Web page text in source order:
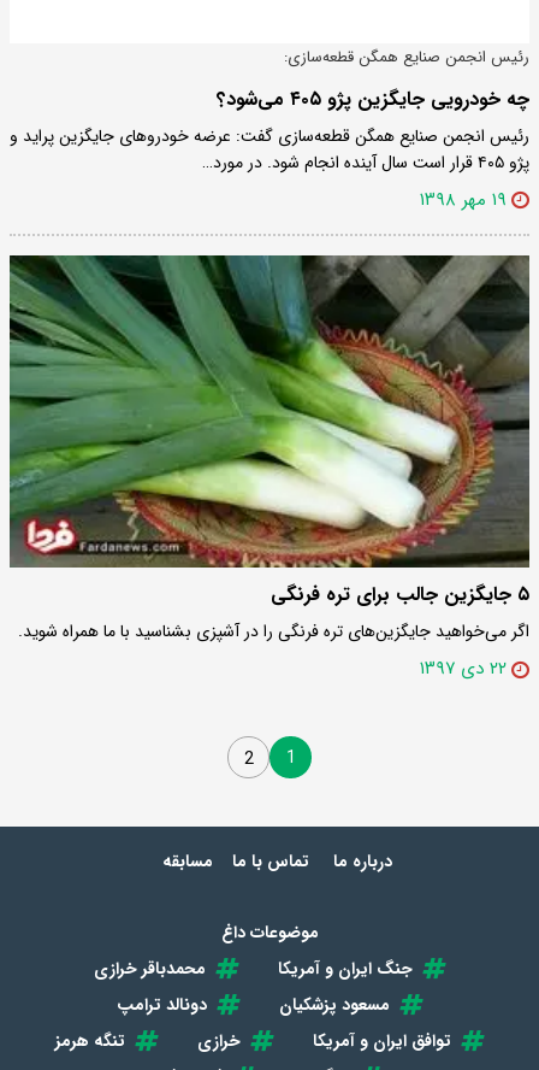
رئیس انجمن صنایع همگن قطعه‌سازی:
چه خودرویی جایگزین پژو ۴۰۵ می‌شود؟
رئیس انجمن صنایع همگن قطعه‌سازی گفت: عرضه خودروهای جایگزین پراید و
پژو ۴۰۵ قرار است سال آینده انجام شود. در مورد…
۱۹ مهر ۱۳۹۸
۵ جایگزین جالب برای تره‌ فرنگی
اگر می‌خواهید جایگزین‌های تره فرنگی را در آشپزی بشناسید با ما همراه شوید.
۲۲ دی ۱۳۹۷
1
2
درباره ما تماس با ما مسابقه
موضوعات داغ
جنگ ایران و آمریکا
محمدباقر خرازی
مسعود پزشکیان
دونالد ترامپ
توافق ایران و آمریکا
خرازی
تنگه هرمز